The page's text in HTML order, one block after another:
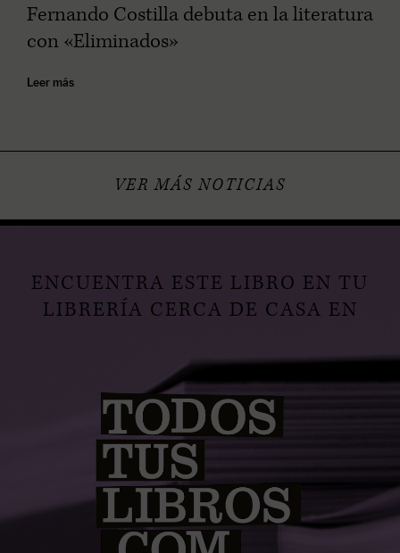
Fernando Costilla debuta en la literatura
con «Eliminados»
Leer más
VER MÁS NOTICIAS
ENCUENTRA ESTE LIBRO EN TU
LIBRERÍA CERCA DE CASA EN